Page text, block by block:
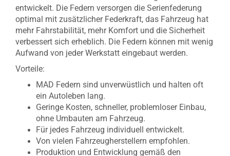
entwickelt. Die Federn versorgen die Serienfederung
optimal mit zusätzlicher Federkraft, das Fahrzeug hat
mehr Fahrstabilität, mehr Komfort und die Sicherheit
verbessert sich erheblich. Die Federn können mit wenig
Aufwand von jeder Werkstatt eingebaut werden.
Vorteile:
MAD Federn sind unverwüstlich und halten oft
ein Autoleben lang.
Geringe Kosten, schneller, problemloser Einbau,
ohne Umbauten am Fahrzeug.
Für jedes Fahrzeug individuell entwickelt.
Von vielen Fahrzeugherstellern empfohlen.
Produktion und Entwicklung gemäß den